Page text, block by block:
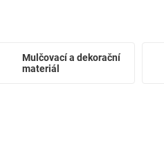
Mulčovací a dekorační
materiál